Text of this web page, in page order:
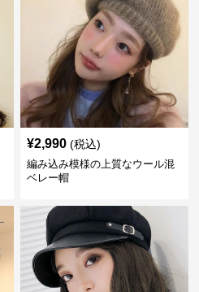
¥2,990 (税込)
編み込み模様の上質なウール混
ベレー帽